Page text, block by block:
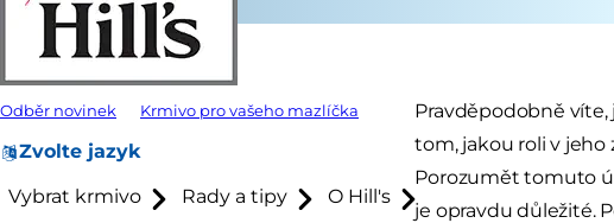
Odběr novinek Krmivo pro vašeho mazlíčka
Zvolte jazyk
Vybrat krmivo Rady a tipy O Hill's
Pravděpodobně víte,
tom, jakou roli v jeho
Porozumět tomuto
je opravdu důležité.